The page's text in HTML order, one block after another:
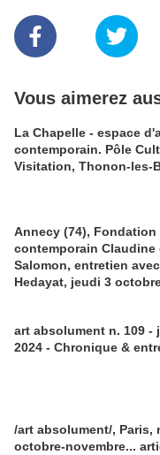
Vous aimerez
La Chapelle - espace
contemporain. Pôle
Visitation, Thonon-les-
Annecy (74),
contemporain Claudine
Salomon, entretien
Hedayat, jeudi 3
art absolument n. 109 -
2024 - Chronique &
/art absolument/, Paris,
octobre-novembre...